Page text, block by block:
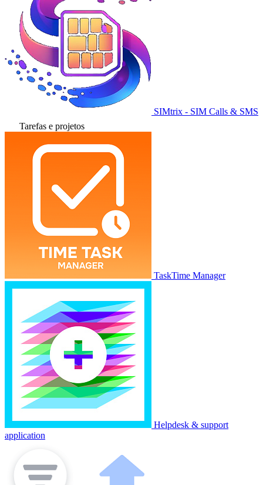
SIMtrix - SIM Calls & SMS
Tarefas e projetos
TaskTime Manager
Helpdesk & support
application